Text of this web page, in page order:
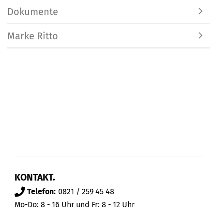
Dokumente
Marke Ritto
KONTAKT.
Telefon: 0821 / 259 45 48
Mo-Do: 8 - 16 Uhr und Fr: 8 - 12 Uhr